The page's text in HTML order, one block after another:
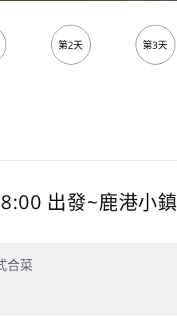
第2天 第3天
出發~鹿港小
合菜